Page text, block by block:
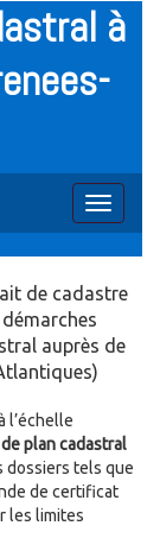
à
Toggle
de cadastre
auprès de
l’échelle
plan cadastral
dossiers tels que
de certificat
les limites